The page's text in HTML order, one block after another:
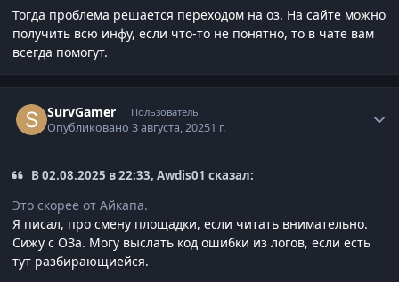
Тогда проблема решается переходом на оз. На сайте можно
получить всю инфу, если что-то не понятно, то в чате вам
всегда помогут.
SurvGamer Пользователь
Опубликовано3 августа, 20251 г.
В 02.08.2025 в 22:33, Awdis01 сказал:
Это скорее от Айкапа.
Я писал, про смену площадки, если читать внимательно.
Сижу с ОЗа. Могу выслать код ошибки из логов, если есть
тут разбирающиейся.